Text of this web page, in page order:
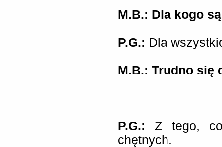
M.B.: Dla kogo
P.G.: Dla
M.B.: Trudno się
P.G.: Z tego,
chętnych.